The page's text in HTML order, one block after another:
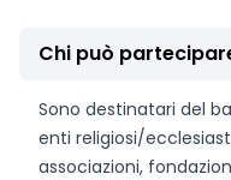
Chi può
Sono destinatari del
enti religiosi/
associazioni,